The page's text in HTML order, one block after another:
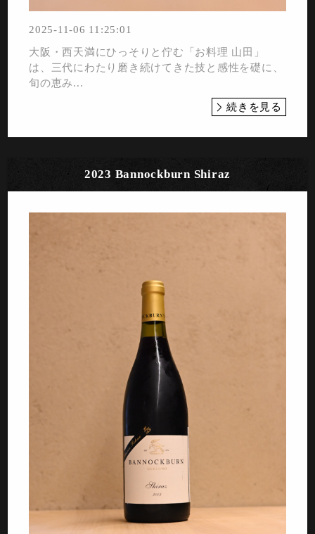
2025-11-06 11:25:01
大阪・西天満にひっそりと佇む「お料理 山田」
は、三代にわたり磨き続けてきた技と感性を礎に、
旬の恵み...
続きを見る
2023 Bannockburn Shiraz